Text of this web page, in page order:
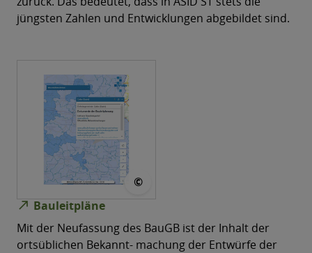
jüngsten Zahlen und Entwicklungen abgebildet sind.
©
north_east Bauleitpläne
Mit der Neufassung des BauGB ist der Inhalt der
ortsüblichen Bekannt- machung der Entwürfe der